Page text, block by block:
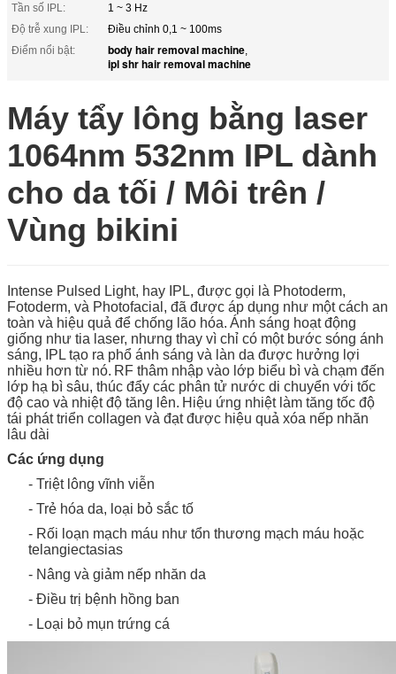
Tần số IPL:
1 ~ 3 Hz
Độ trễ xung IPL:
Điều chỉnh 0,1 ~ 100ms
Điểm nổi bật:
body hair removal machine,
ipl shr hair removal machine
Máy tẩy lông bằng laser
1064nm 532nm IPL dành
cho da tối / Môi trên /
Vùng bikini
Intense Pulsed Light, hay IPL, được gọi là Photoderm,
Fotoderm, và Photofacial, đã được áp dụng như một cách an
toàn và hiệu quả để chống lão hóa. Ánh sáng hoạt động
giống như tia laser, nhưng thay vì chỉ có một bước sóng ánh
sáng, IPL tạo ra phổ ánh sáng và làn da được hưởng lợi
nhiều hơn từ nó. RF thâm nhập vào lớp biểu bì và chạm đến
lớp hạ bì sâu, thúc đẩy các phân tử nước di chuyển với tốc
độ cao và nhiệt độ tăng lên. Hiệu ứng nhiệt làm tăng tốc độ
tái phát triển collagen và đạt được hiệu quả xóa nếp nhăn
lâu dài
Các ứng dụng
- Triệt lông vĩnh viễn
- Trẻ hóa da, loại bỏ sắc tố
- Rối loạn mạch máu như tổn thương mạch máu hoặc
telangiectasias
- Nâng và giảm nếp nhăn da
- Điều trị bệnh hồng ban
- Loại bỏ mụn trứng cá